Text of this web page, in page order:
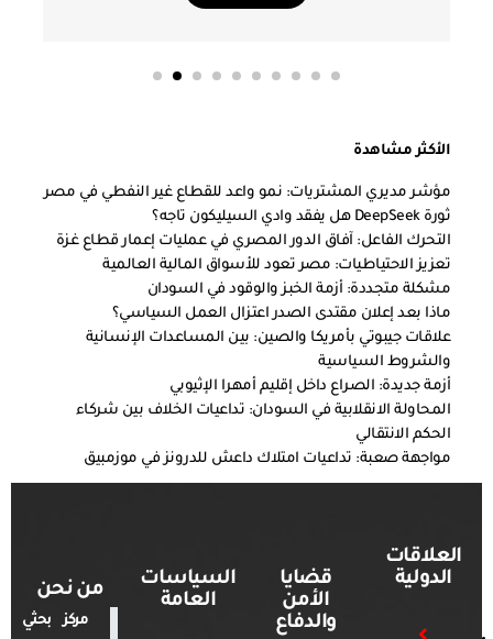
الأكثر مشاهدة
مؤشر مديري المشتريات: نمو واعد للقطاع غير النفطي في مصر
ثورة DeepSeek هل يفقد وادي السيليكون تاجه؟
التحرك الفاعل: آفاق الدور المصري في عمليات إعمار قطاع غزة
تعزيز الاحتياطيات: مصر تعود للأسواق المالية العالمية
مشكلة متجددة: أزمة الخبز والوقود في السودان
ماذا بعد إعلان مقتدى الصدر اعتزال العمل السياسي؟
علاقات جيبوتي بأمريكا والصين: بين المساعدات الإنسانية
والشروط السياسية
أزمة جديدة: الصراع داخل إقليم أمهرا الإثيوبي
المحاولة الانقلابية في السودان: تداعيات الخلاف بين شركاء
الحكم الانتقالي
مواجهة صعبة: تداعيات امتلاك داعش للدرونز في موزمبيق
العلاقات
الدولية
قضايا
الأمن
والدفاع
السياسات
العامة
من نحن
مركز بحثي